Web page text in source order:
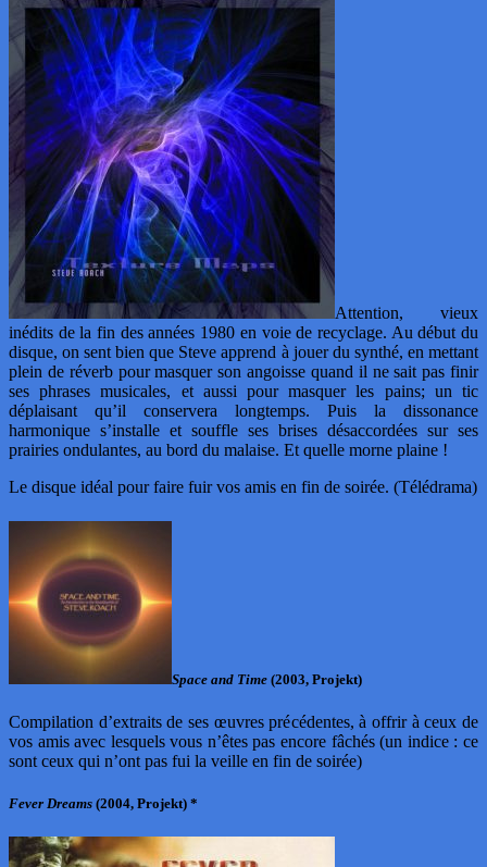
Attention, vieux
inédits de la fin des années 1980 en voie de recyclage. Au début du
disque, on sent bien que Steve apprend à jouer du synthé, en mettant
plein de réverb pour masquer son angoisse quand il ne sait pas finir
ses phrases musicales, et aussi pour masquer les pains; un tic
déplaisant qu’il conservera longtemps. Puis la dissonance
harmonique s’installe et souffle ses brises désaccordées sur ses
prairies ondulantes, au bord du malaise. Et quelle morne plaine !
Le disque idéal pour faire fuir vos amis en fin de soirée. (Télédrama)
Space and Time (2003, Projekt)
Compilation d’extraits de ses œuvres précédentes, à offrir à ceux de
vos amis avec lesquels vous n’êtes pas encore fâchés (un indice : ce
sont ceux qui n’ont pas fui la veille en fin de soirée)
Fever Dreams (2004, Projekt) *